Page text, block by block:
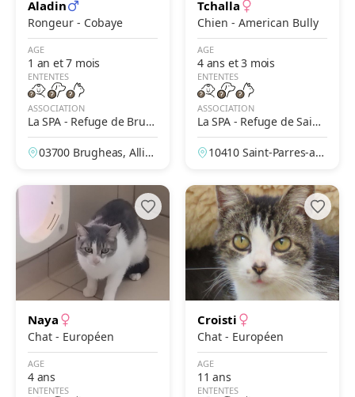
Aladin
Rongeur - Cobaye
AGE
1 an et 7 mois
ENTENTES
ASSOCIATION
La SPA - Refuge de Brug
heas – Vichy
03700 Brugheas, Allier,
Tchalla
Chien - American Bully
AGE
4 ans et 3 mois
ENTENTES
ASSOCIATION
La SPA - Refuge de Saint-
Parres-Aux-Tertres – Troy
es10410 Saint-Parres-au
e
Naya
Chat - Européen
AGE
4 ans
ENTENTES
Croisti
Chat - Européen
AGE
11 ans
ENTENTES